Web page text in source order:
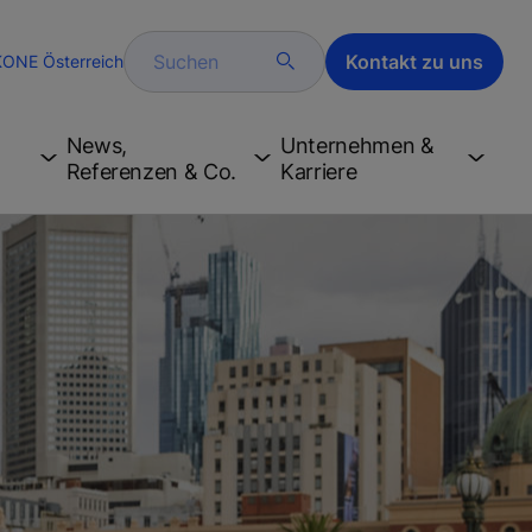
Österreich Suchen Kontakt zu uns
News,
Referenzen & Co.
Unternehmen &
Karriere